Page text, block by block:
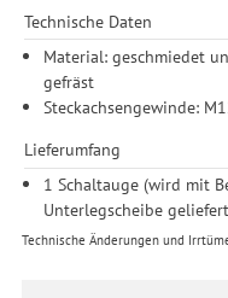
Technische Daten
Material: geschmiedet
gefräst
Steckachsengewinde:
Lieferumfang
1 Schaltauge (wird mit
Unterlegscheibe
Technische Änderungen und